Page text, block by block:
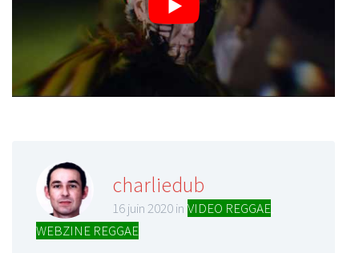
charliedub
16 juin 2020 in VIDEO REGGAE
WEBZINE REGGAE